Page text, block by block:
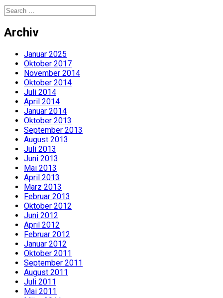
Search
for:
Archiv
Januar 2025
Oktober 2017
November 2014
Oktober 2014
Juli 2014
April 2014
Januar 2014
Oktober 2013
September 2013
August 2013
Juli 2013
Juni 2013
Mai 2013
April 2013
März 2013
Februar 2013
Oktober 2012
Juni 2012
April 2012
Februar 2012
Januar 2012
Oktober 2011
September 2011
August 2011
Juli 2011
Mai 2011